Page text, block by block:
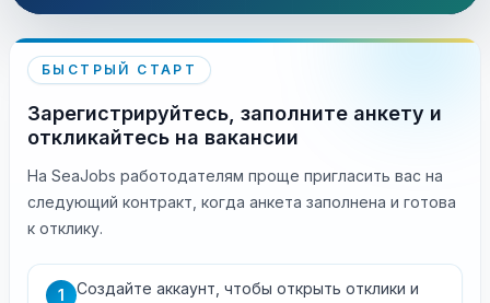
БЫСТРЫЙ СТАРТ
Зарегистрируйтесь, заполните анкету и
откликайтесь на вакансии
На SeaJobs работодателям проще пригласить вас на
следующий контракт, когда анкета заполнена и готова
к отклику.
1
Создайте аккаунт, чтобы открыть отклики и